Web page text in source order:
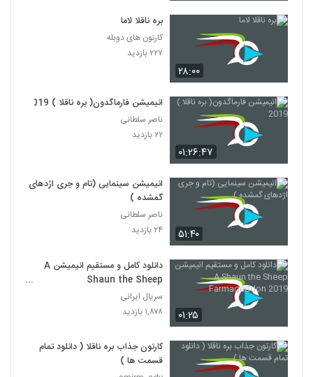
۲۸:۰۰
بره ناقلا لاما
کارتون های دوبله
۲۲۷ بازدید
۰۱:۲۶:۴۷
انیمیشن فارماگدون( بره ناقلا ) 2019
ناصر سلطانی
۲۲ بازدید
۵۱:۴۰
انیمیشن سینمایی (تام و جری اژدهای
گمشده )
ناصر سلطانی
۲۴ بازدید
۰۱:۲۵
دانلود کامل و مستقیم انیمیشن A
Shaun the Sheep
Farmageddon 2019
سریال ایرانی
۱,۸۷۸ بازدید
کارتون جذاب بره ناقلا ( دانلود تمام
قسمت ها )